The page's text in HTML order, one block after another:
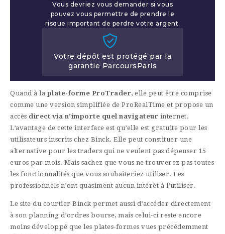
Vous devriez vous demander si vous
pouvez vous permettre de prendre le
risque important de perdre votre argent.
Votre dépôt est protégé par la
garantie ParcoursParis
Quand à la plate-forme ProTrader, elle peut être comprise
comme une version simplifiée de ProRealTime et propose un
accès direct via n’importe quel navigateur internet.
L’avantage de cette interface est qu’elle est gratuite pour les
utilisateurs inscrits chez Binck. Elle peut constituer une
alternative pour les traders qui ne veulent pas dépenser 15
euros par mois. Mais sachez que vous ne trouverez pas toutes
les fonctionnalités que vous souhaiteriez utiliser. Les
professionnels n’ont quasiment aucun intérêt à l’utiliser.
Le site du courtier Binck permet aussi d’accéder directement
à son planning d’ordres bourse, mais celui-ci reste encore
moins développé que les plates-formes vues précédemment